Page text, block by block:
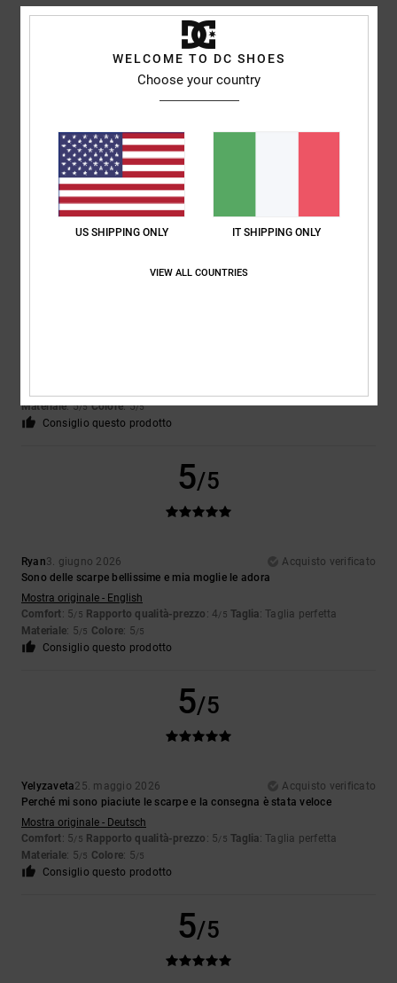
4/5
Mostra originale - English
Comfort: 3/5 Rapporto qualità-prezzo
: 4/5
Materiale: 5/5 Colore: 5/5
Consiglio questo prodotto
5/5
Ryan3. giugno 2026
Acquisto verificato
Sono delle scarpe bellissime e mia moglie le adora
Mostra originale - English
Comfort: 5/5 Rapporto qualità-prezzo : 4/5 Taglia: Taglia perfetta
Materiale: 5/5 Colore: 5/5
Consiglio questo prodotto
5/5
Yelyzaveta25. maggio 2026
Acquisto verificato
Perché mi sono piaciute le scarpe e la consegna è stata veloce
Mostra originale - Deutsch
Comfort: 5/5 Rapporto qualità-prezzo : 5/5 Taglia: Taglia perfetta
Materiale: 5/5 Colore: 5/5
Consiglio questo prodotto
5/5
WELCOME TO DC SHOES
Choose your country
US SHIPPING ONLY IT SHIPPING ONLY
VIEW ALL COUNTRIES